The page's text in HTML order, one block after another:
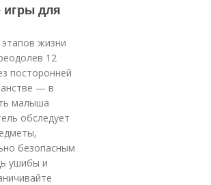
для
жизни
12
посторонней
— в
малыша
обследует
безопасным
ушибы и